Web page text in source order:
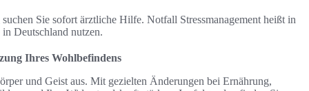
Sie sofort ärztliche Hilfe. Notfall Stressmanagement heißt in
Deutschland nutzen.
Ihres Wohlbefindens
und Geist aus. Mit gezielten Änderungen bei Ernährung,